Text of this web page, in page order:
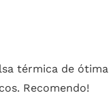
térmica de
Recomendo!